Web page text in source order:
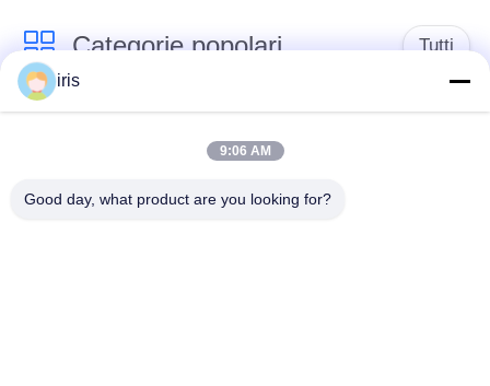
Categorie popolari Tutti
Sedili di lusso del
Sedili del bus del
sottobicchiere
Autista di autobus
iris
9:06 AM
Good day, what product are you looking for?